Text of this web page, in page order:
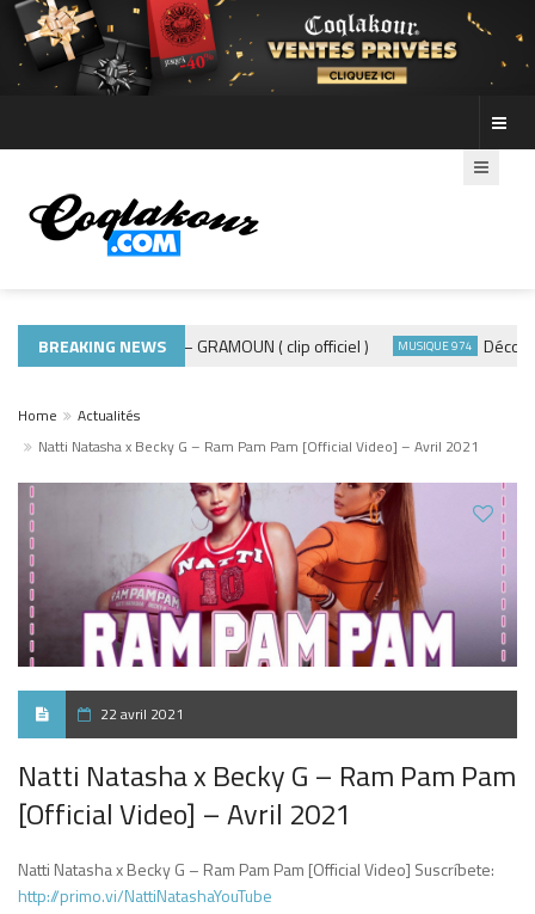
BREAKING NEWS
MUSIQUE 974 ADE440 – GRAMOUN ( clip officiel ) MUSIQUE 974 Découvre
Home
Actualités
Natti Natasha x Becky G – Ram Pam Pam [Official Video] – Avril 2021
22 avril 2021
Natti Natasha x Becky G – Ram Pam Pam
[Official Video] – Avril 2021
Natti Natasha x Becky G – Ram Pam Pam [Official Video] Suscríbete:
http://primo.vi/NattiNatashaYouTube